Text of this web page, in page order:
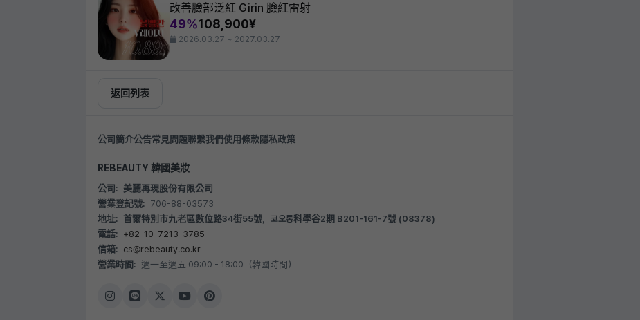
改善臉部泛紅 Girin 臉紅雷射
49%108,900¥
2026.03.27 ~ 2027.03.27
返回列表
公司簡介公告常見問題聯繫我們使用條款隱私政策
REBEAUTY 韓國美妝
公司: 美麗再現股份有限公司
營業登記號: 706-88-03573
地址: 首爾特別市九老區數位路34街55號，코오롱科學谷2期 B201-161-7號 (08378)
電話: +82-10-7213-3785
信箱: cs@rebeauty.co.kr
營業時間: 週一至週五 09:00 - 18:00（韓國時間）